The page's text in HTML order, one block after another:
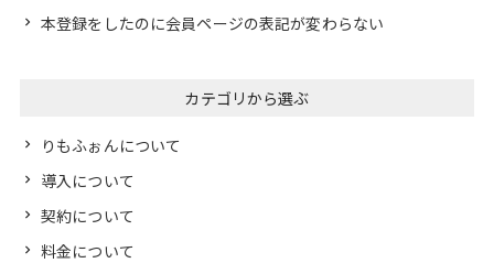
本登録をしたのに会員ページの表記が変わらない
カテゴリから選ぶ
りもふぉんについて
導入について
契約について
料金について